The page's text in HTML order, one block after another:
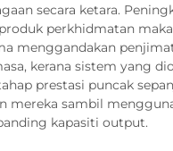
secara ketara.
perkhidmatan
menggandakan
kerana sistem yang
prestasi puncak
mereka sambil
kapasiti output.